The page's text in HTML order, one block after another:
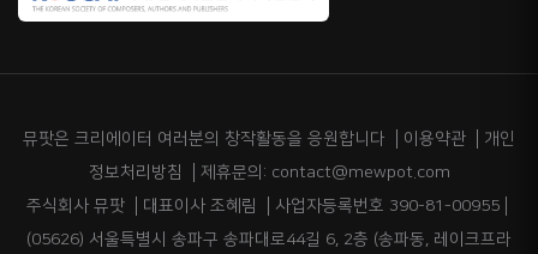
뮤팟은 크리에이터 여러분의 창작활동을 응원합니다 이용약관
개인
정보처리방침
제휴문의: contact@mewpot.com
주식회사 뮤팟
대표이사 조혜림
사업자등록번호 390-81-00955
(05626) 서울특별시 송파구 송파대로44길 6, 2층 (송파동, 레이크프라